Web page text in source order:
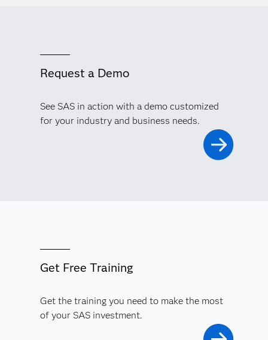
Request a Demo
See SAS in action with a demo customized
for your industry and business needs.
Get Free Training
Get the training you need to make the most
of your SAS investment.